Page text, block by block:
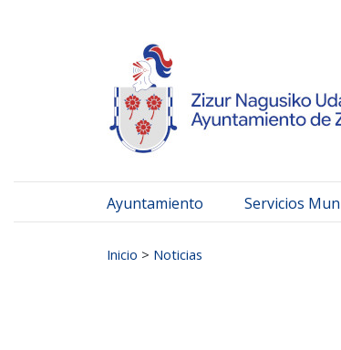
Ayuntamiento Servicios
Inicio > Noticias